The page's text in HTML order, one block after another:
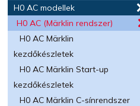
H0 AC modellek
H0 AC (Märklin rendszer)
H0 AC Märklin
kezdőkészletek
H0 AC Märklin Start-up
kezdőkészletek
H0 AC Märklin C-sínrendszer